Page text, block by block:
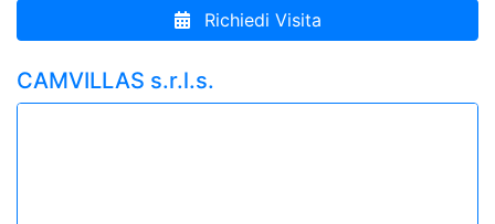
Richiedi Visita
CAMVILLAS s.r.l.s.